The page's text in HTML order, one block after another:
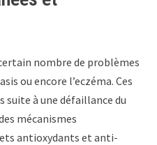
nombre de problèmes
ou encore l’eczéma. Ces
suite à une défaillance du
mécanismes
antioxydants et anti-